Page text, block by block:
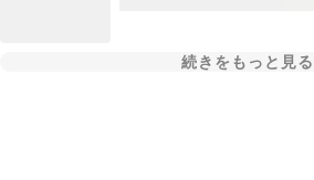
続きをもっと見る